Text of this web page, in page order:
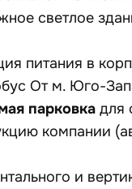
светлое
питания в
От м. Юго-
парковка для
компании
и